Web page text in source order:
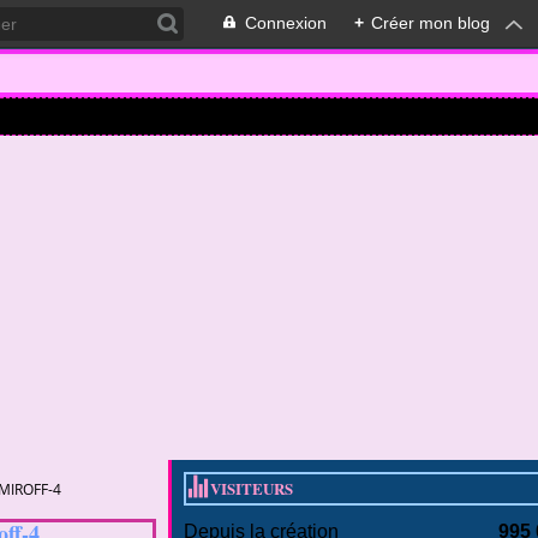
Connexion + Créer mon blog
4 VISITEURS
Depuis la création 995